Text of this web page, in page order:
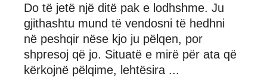
Do të jetë një ditë pak e lodhshme. Ju
gjithashtu mund të vendosni të hedhni
në peshqir nëse kjo ju pëlqen, por
shpresoj që jo. Situatë e mirë për ata që
kërkojnë pëlqime, lehtësira ...